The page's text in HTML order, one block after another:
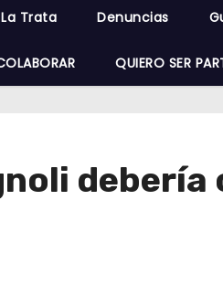
Trata Denuncias
QUIERO SER